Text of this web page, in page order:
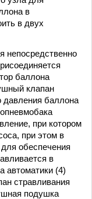
в
в двух
непосредственно
баллона
клапан
давления баллона
при котором
при этом в
обеспечения
в
автоматики (4)
стравливания
подушка